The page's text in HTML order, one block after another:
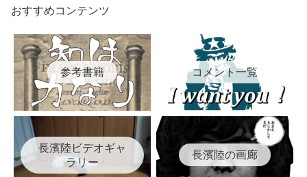
おすすめコンテンツ
参考書籍 コメント一覧
長濱陸ビデオギャ
ラリー
長濱陸の画廊